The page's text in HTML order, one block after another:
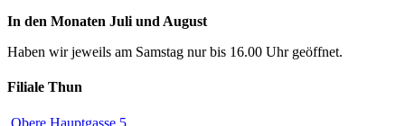
In den Monaten Juli und August
Haben wir jeweils am Samstag nur bis 16.00 Uhr geöffnet.
Filiale Thun
Obere Hauptgasse 5